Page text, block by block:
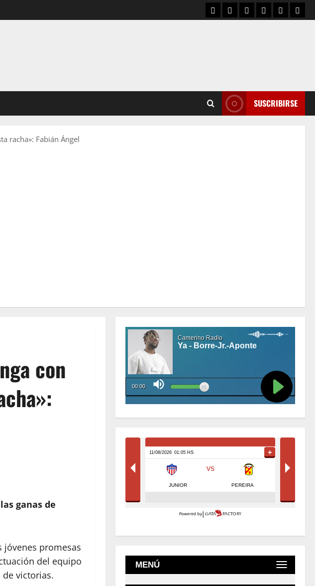
SUSCRIBIRSE
racha»: Fabián Ángel
con
ganas de
jóvenes promesas
del equipo
victorias.